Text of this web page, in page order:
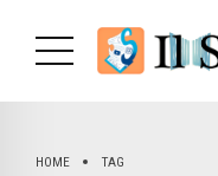
HOME TAG